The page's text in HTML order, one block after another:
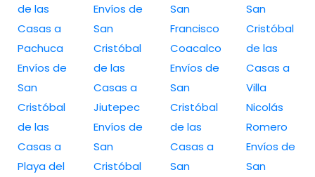
de las
Casas a
Pachuca
Envíos de
San
Cristóbal
de las
Casas a
Playa del
Envíos de
San
Cristóbal
de las
Casas a
Jiutepec
Envíos de
San
Cristóbal
San
Francisco
Coacalco
Envíos de
San
Cristóbal
de las
Casas a
San
San
Cristóbal
de las
Casas a
Villa
Nicolás
Romero
Envíos de
San